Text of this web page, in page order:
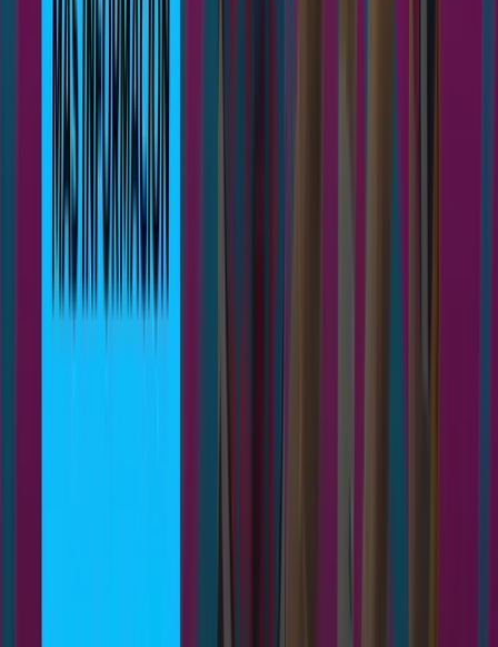
Filosofia
Palmares
Deportes
Atletismo
Balonmano
Noticias
Actualidad
Prensa
Entrevistas
Contacto
SQUAD